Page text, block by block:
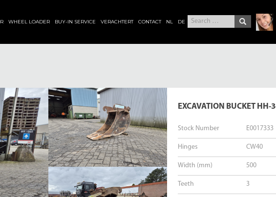
WHEEL LOADER BUY-IN SERVICE VERACHTERT CONTACT NL DE
EXCAVATION BUCKET HH-
Stock Number E0017333
Hinges CW40
Width (mm) 500
Teeth 3